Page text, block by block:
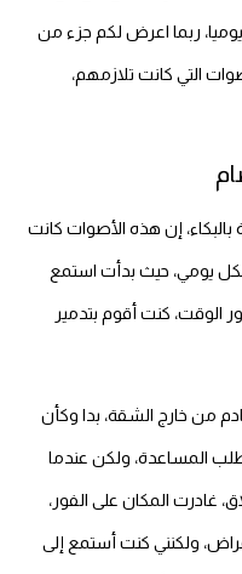
ربما اعرض لكم جزء من
التي كانت تلازمهم،
إن هذه الأصوات كانت
يومي، حيث بدأت استمع
كنت أقوم بتدمير
من خارج الشقة، بدا وكأن
المساعدة، ولكن عندما
غادرت المكان على الفور،
ولكنني كنت أستمع إلى